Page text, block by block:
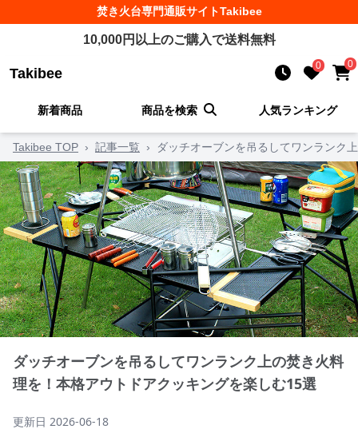
焚き火台専門通販サイトTakibee
10,000円以上のご購入で送料無料
Takibee 0 0
新着商品 商品を検索 人気ランキング
Takibee TOP › 記事一覧 › ダッチオーブンを吊るしてワンランク
ダッチオーブンを吊るしてワンランク上の焚き火料
理を！本格アウトドアクッキングを楽しむ15選
更新日 2026-06-18